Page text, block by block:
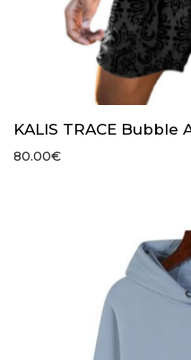
KALIS TRACE
80.00€